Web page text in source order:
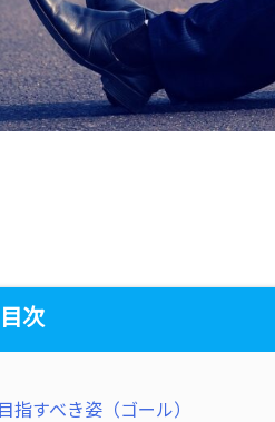
目次
目指すべき姿（ゴール）